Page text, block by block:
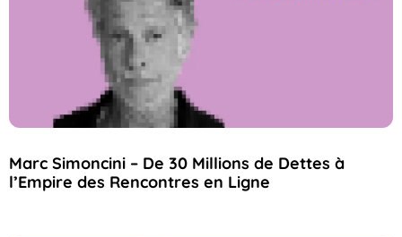
Marc Simoncini – De 30 Millions de Dettes à
l’Empire des Rencontres en Ligne